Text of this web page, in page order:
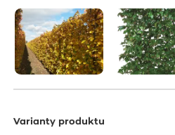
Varianty produktu